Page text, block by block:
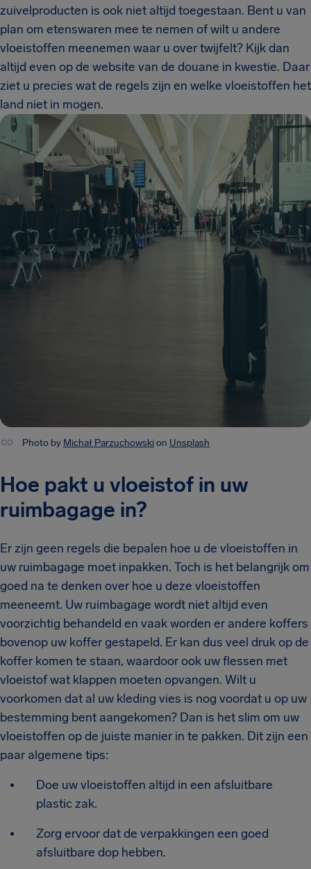
zuivelproducten is ook niet altijd toegestaan. Bent u van
plan om etenswaren mee te nemen of wilt u andere
vloeistoffen meenemen waar u over twijfelt? Kijk dan
altijd even op de website van de douane in kwestie. Daar
ziet u precies wat de regels zijn en welke vloeistoffen het
land niet in mogen.
Photo by Michał Parzuchowski on Unsplash
Hoe pakt u vloeistof in uw
ruimbagage in?
Er zijn geen regels die bepalen hoe u de vloeistoffen in
uw ruimbagage moet inpakken. Toch is het belangrijk om
goed na te denken over hoe u deze vloeistoffen
meeneemt. Uw ruimbagage wordt niet altijd even
voorzichtig behandeld en vaak worden er andere koffers
bovenop uw koffer gestapeld. Er kan dus veel druk op de
koffer komen te staan, waardoor ook uw flessen met
vloeistof wat klappen moeten opvangen. Wilt u
voorkomen dat al uw kleding vies is nog voordat u op uw
bestemming bent aangekomen? Dan is het slim om uw
vloeistoffen op de juiste manier in te pakken. Dit zijn een
paar algemene tips:
Doe uw vloeistoffen altijd in een afsluitbare
plastic zak.
Zorg ervoor dat de verpakkingen een goed
afsluitbare dop hebben.